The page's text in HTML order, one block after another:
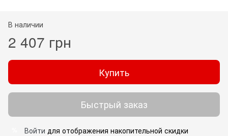
В наличии
2 407 грн
Купить
Быстрый заказ
Войти для отображения накопительной скидки